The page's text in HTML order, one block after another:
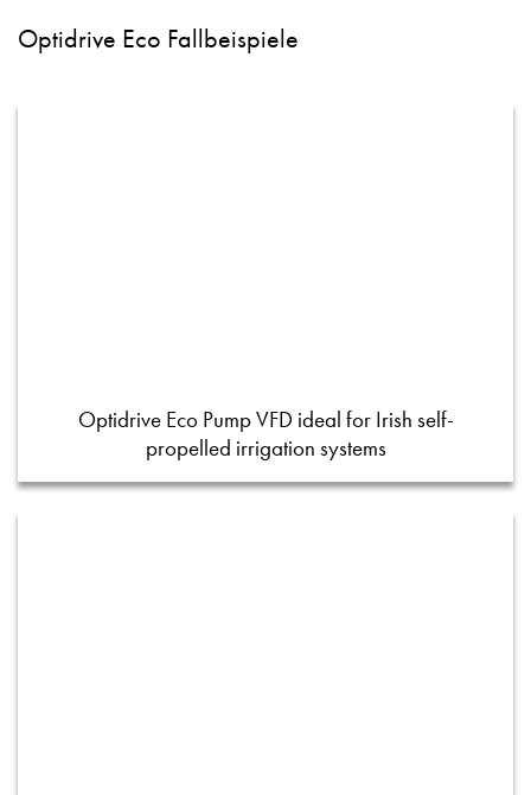
Optidrive Eco Fallbeispiele
Optidrive Eco Pump VFD ideal for Irish self-
propelled irrigation systems